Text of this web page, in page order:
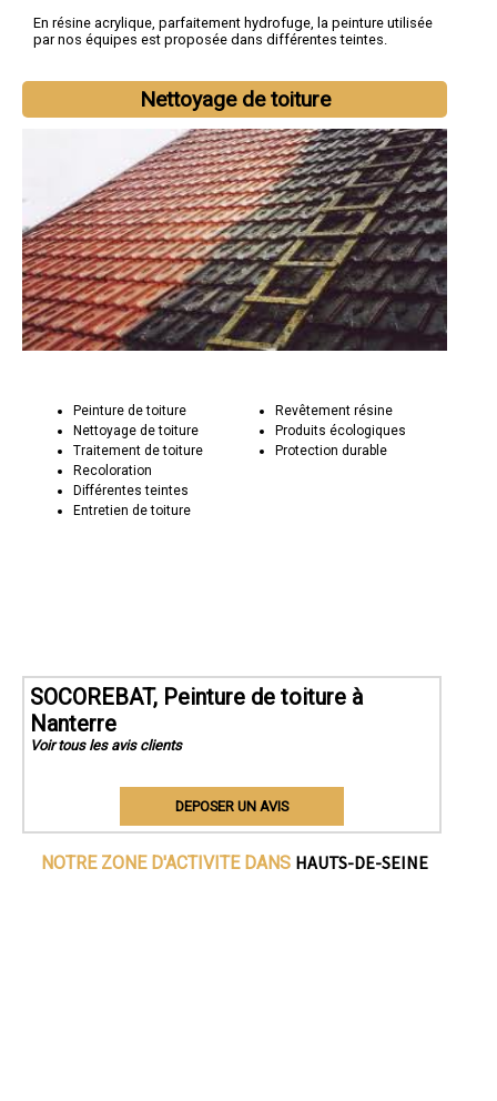
En résine acrylique, parfaitement hydrofuge, la peinture utilisée
par nos équipes est proposée dans différentes teintes.
Nettoyage de toiture
Peinture de toiture
Nettoyage de toiture
Traitement de toiture
Recoloration
Différentes teintes
Entretien de toiture
Revêtement résine
Produits écologiques
Protection durable
SOCOREBAT, Peinture de toiture à
Nanterre
Voir tous les avis clients
DEPOSER UN AVIS
NOTRE ZONE D'ACTIVITE DANS HAUTS-DE-SEINE